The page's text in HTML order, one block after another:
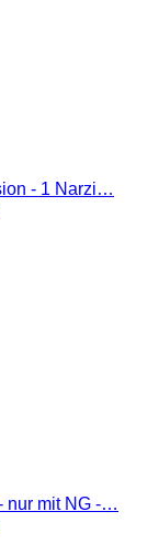
- 1 Narzi…
nur mit NG -…